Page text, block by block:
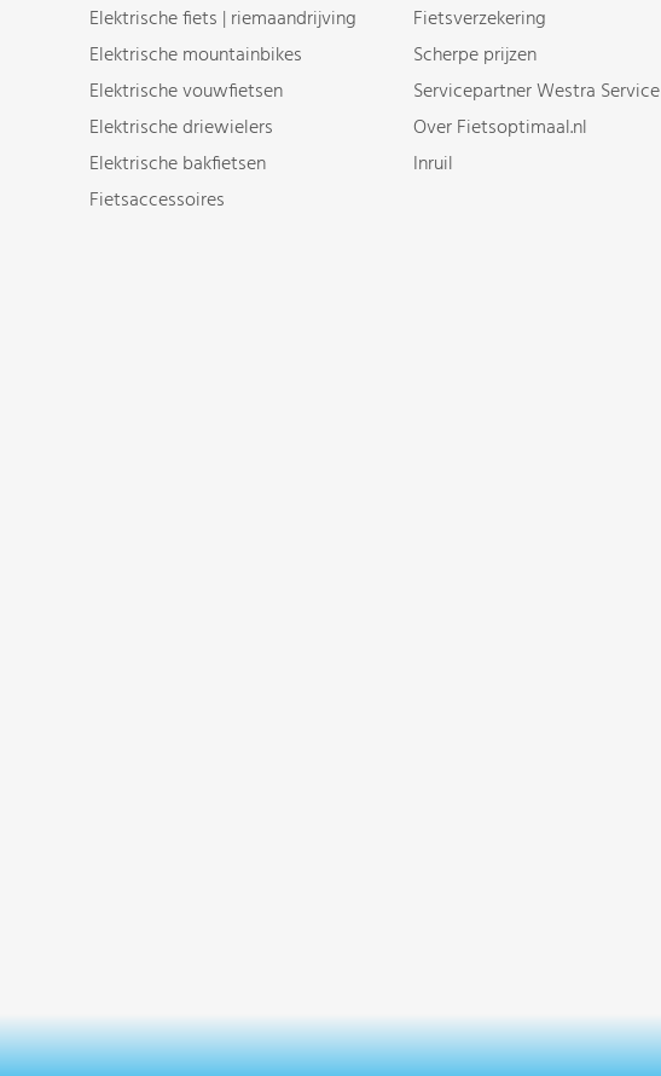
Elektrische fiets | riemaandrijving
Elektrische mountainbikes
Elektrische vouwfietsen
Elektrische driewielers
Elektrische bakfietsen
Fietsaccessoires
Fietsverzekering
Scherpe prijzen
Servicepartner Westra Service
Over Fietsoptimaal.nl
Inruil